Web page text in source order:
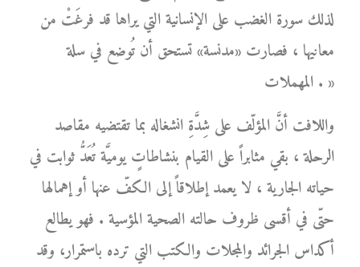
لذلك سورة الغضب على الإنسانية التي يراها قد فرغَتْ من
معانيها ، فصارت «مدنسة» تستحق أن تُوضع في سلة
المهملات . »
واللافت أنَّ المؤلّف على شِدَّةِ انشغاله بما تقتضيه مقاصد
الرحلة ، بقي مثابراً على القيام بنشاطاتٍ يوميَّة تُعَدُّ ثوابت في
حياته الجارية ، لا يعمد إطلاقاً إلى الكفّ عنها أو إهمالها
حتّى في أقسى ظروف حالته الصحية المؤسية . فهو يطالع
أكداس الجرائد والمجلات والكتب التي ترده باستمرار، وقد